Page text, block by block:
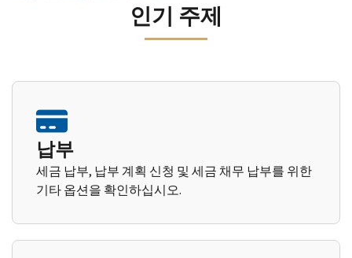
인기 주제
납부
세금 납부, 납부 계획 신청 및 세금 채무 납부를 위한
기타 옵션을 확인하십시오.